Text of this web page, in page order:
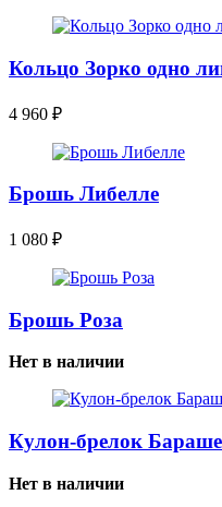
Кольцо Зорко одно
4 960 ₽
Брошь Либелле
1 080 ₽
Брошь Роза
Нет в наличии
Кулон-брелок
Нет в наличии